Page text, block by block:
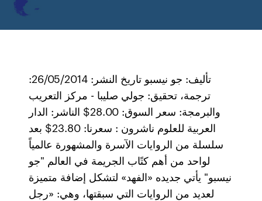
تأليف: جو نيسبو تاريخ النشر: 26/05/2014:
ترجمة، تحقيق: جولي صليبا - مركز التعريب
والبرمجة: سعر السوق: 28.00$ الناشر: الدار
العربية للعلوم ناشرون : سعرنا: 23.80$ بعد
سلسلة من الروايات الآسرة والمشهورة عالمياً
لواحد من أهم كتًاب الجريمة في العالم "جو
نيسبو" يأتي جديده «الفهد» لتشكل إضافة متميزة
لعديد من الروايات التي سبقتها، وهي: «رجل